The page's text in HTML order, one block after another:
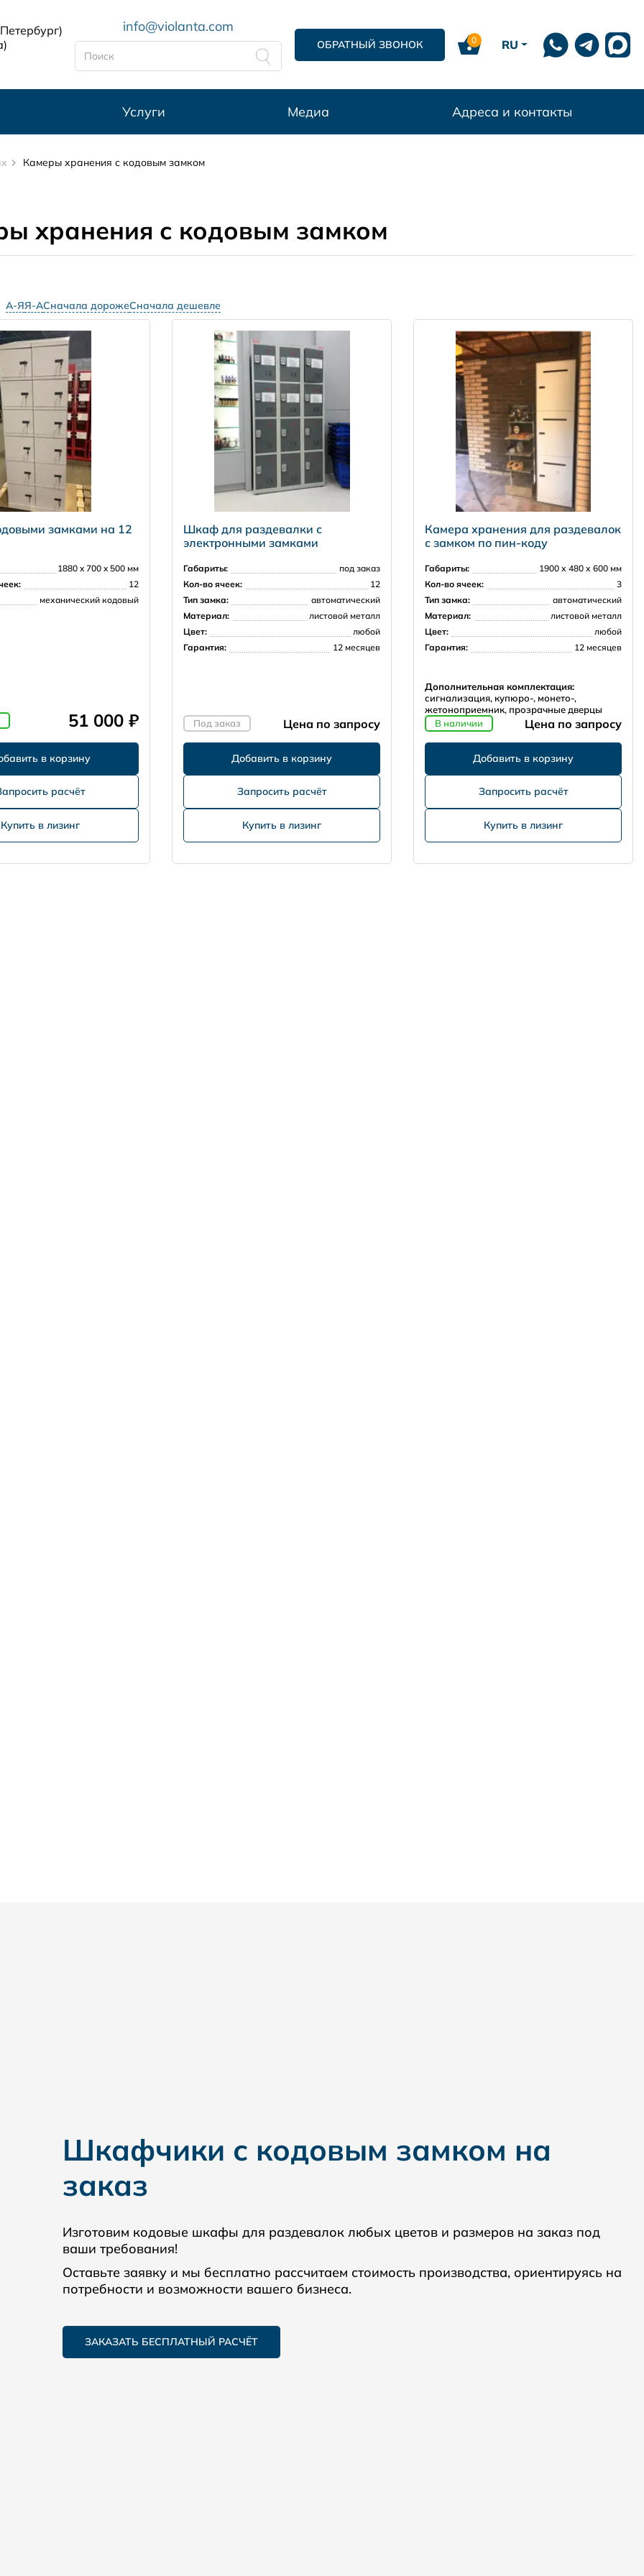
info@violanta.com
ОБРАТНЫЙ ЗВОНОК 0 RU
Услуги Медиа Адреса и контакты
Камеры хранения с кодовым замком
хранения с кодовым замком
А-ЯЯ-АСначала дорожеСначала дешевле
замками на 12
1880 x 700 x 500 мм
12
механический кодовый
51 000 ₽
расчёт
Купить в лизинг
Шкаф для раздевалки с
электронными замками
Габариты:
под заказ
Кол-во ячеек:
12
Тип замка:
автоматический
Материал:
листовой металл
Цвет:
любой
Гарантия:
12 месяцев
Под заказ Цена по запросу
Запросить расчёт
Купить в лизинг
Камера хранения для раздевалок
с замком по пин-коду
Габариты:
1900 х 480 х 600 мм
Кол-во ячеек:
3
Тип замка:
автоматический
Материал:
листовой металл
Цвет:
любой
Гарантия:
12 месяцев
Дополнительная комплектация:
сигнализация, купюро-, монето-,
жетоноприемник, прозрачные дверцы
В наличии
Цена по запросу
Запросить расчёт
Купить в лизинг
Шкафчики с кодовым замком на
заказ
Изготовим кодовые шкафы для раздевалок любых цветов и размеров на заказ под
ваши требования!
Оставьте заявку и мы бесплатно рассчитаем стоимость производства, ориентируясь на
потребности и возможности вашего бизнеса.
ЗАКАЗАТЬ БЕСПЛАТНЫЙ РАСЧЁТ